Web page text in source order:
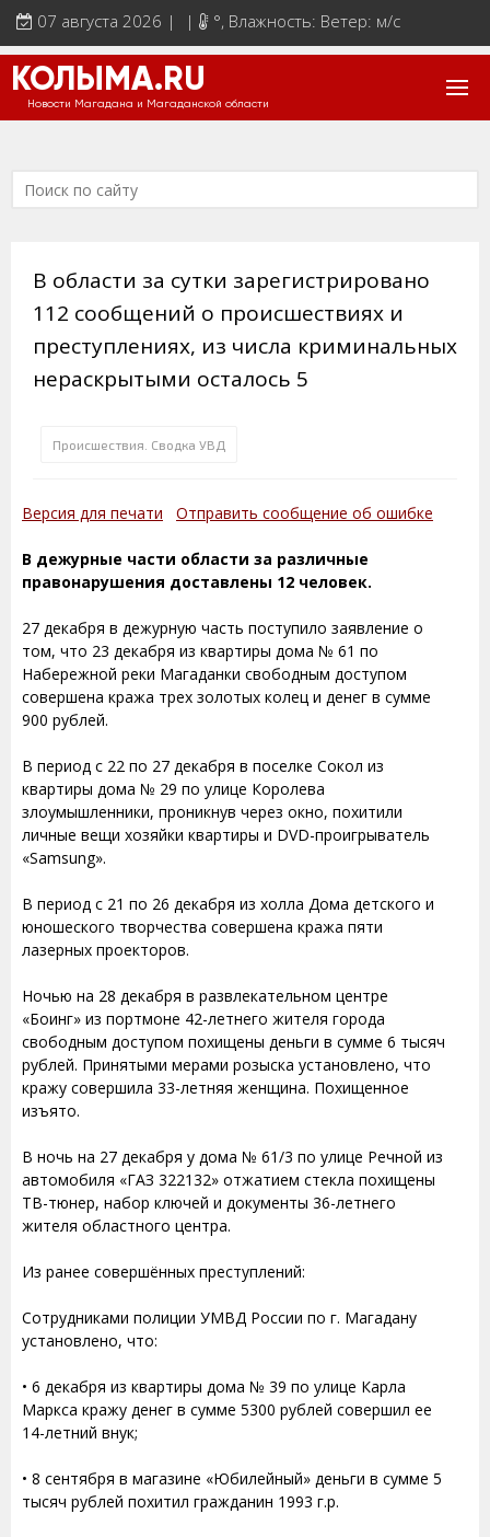
07 августа 2026 | | °, Влажность: Ветер: м/с
КОЛЫМА.RU
Новости Магадана и Магаданской области
В области за сутки зарегистрировано
112 сообщений о происшествиях и
преступлениях, из числа криминальных
нераскрытыми осталось 5
Происшествия. Сводка УВД
Версия для печати Отправить сообщение об ошибке
В дежурные части области за различные
правонарушения доставлены 12 человек.
27 декабря в дежурную часть поступило заявление о
том, что 23 декабря из квартиры дома № 61 по
Набережной реки Магаданки свободным доступом
совершена кража трех золотых колец и денег в сумме
900 рублей.
В период с 22 по 27 декабря в поселке Сокол из
квартиры дома № 29 по улице Королева
злоумышленники, проникнув через окно, похитили
личные вещи хозяйки квартиры и DVD-проигрыватель
«Samsung».
В период с 21 по 26 декабря из холла Дома детского и
юношеского творчества совершена кража пяти
лазерных проекторов.
Ночью на 28 декабря в развлекательном центре
«Боинг» из портмоне 42-летнего жителя города
свободным доступом похищены деньги в сумме 6 тысяч
рублей. Принятыми мерами розыска установлено, что
кражу совершила 33-летняя женщина. Похищенное
изъято.
В ночь на 27 декабря у дома № 61/3 по улице Речной из
автомобиля «ГАЗ 322132» отжатием стекла похищены
ТВ-тюнер, набор ключей и документы 36-летнего
жителя областного центра.
Из ранее совершённых преступлений:
Сотрудниками полиции УМВД России по г. Магадану
установлено, что:
• 6 декабря из квартиры дома № 39 по улице Карла
Маркса кражу денег в сумме 5300 рублей совершил ее
14-летний внук;
• 8 сентября в магазине «Юбилейный» деньги в сумме 5
тысяч рублей похитил гражданин 1993 г.р.